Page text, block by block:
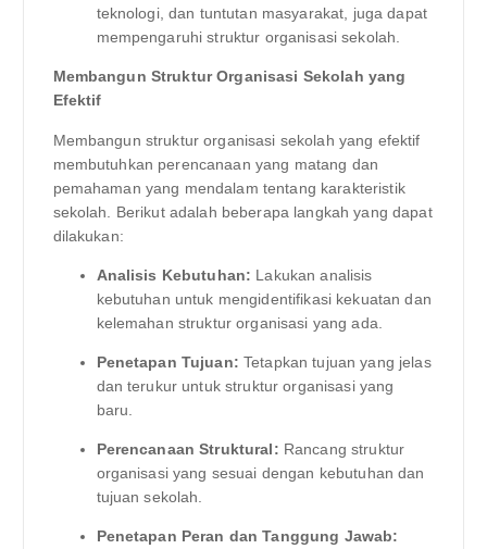
teknologi, dan tuntutan masyarakat, juga dapat
mempengaruhi struktur organisasi sekolah.
Membangun Struktur Organisasi Sekolah yang
Efektif
Membangun struktur organisasi sekolah yang efektif
membutuhkan perencanaan yang matang dan
pemahaman yang mendalam tentang karakteristik
sekolah. Berikut adalah beberapa langkah yang dapat
dilakukan:
Analisis Kebutuhan: Lakukan analisis
kebutuhan untuk mengidentifikasi kekuatan dan
kelemahan struktur organisasi yang ada.
Penetapan Tujuan: Tetapkan tujuan yang jelas
dan terukur untuk struktur organisasi yang
baru.
Perencanaan Struktural: Rancang struktur
organisasi yang sesuai dengan kebutuhan dan
tujuan sekolah.
Penetapan Peran dan Tanggung Jawab: